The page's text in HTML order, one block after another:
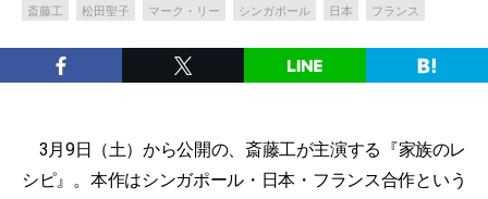
斎藤工
松田聖子 マーク・リー シンガポール 日本 フランス
3月9日（土）から公開の、斎藤工が主演する『家族のレ
シピ』。本作はシンガポール・日本・フランス合作という